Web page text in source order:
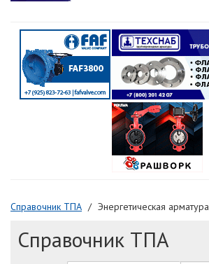
Справочник ТПА Энергетическая арматура
Справочник ТПА